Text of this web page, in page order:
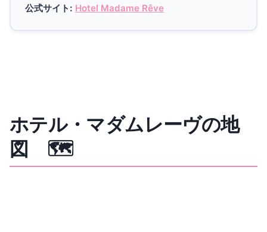
公式サイト: Hotel Madame Rêve
ホテル・マダムレーヴの地
図 🗺️